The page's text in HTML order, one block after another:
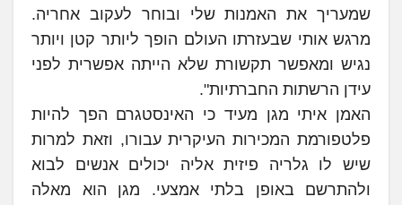
שמעריך את האמנות שלי ובוחר לעקוב אחריה.
מרגש אותי שבעזרתו העולם הופך ליותר קטן ויותר
נגיש ומאפשר תקשורת שלא הייתה אפשרית לפני
עידן הרשתות החברתיות".
האמן איתי מגן מעיד כי האינסטגרם הפך להיות
פלטפורמת המכירות העיקרית עבורו, וזאת למרות
שיש לו גלריה פיזית אליה יכולים אנשים לבוא
ולהתרשם באופן בלתי אמצעי. מגן הוא מאלה